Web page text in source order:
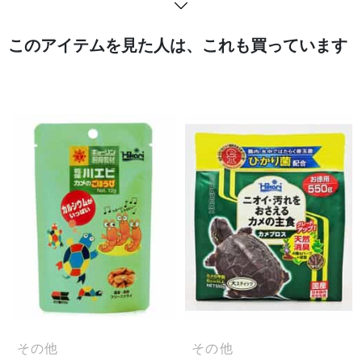
このアイテムを見た人は、これも買っています
その他
その他